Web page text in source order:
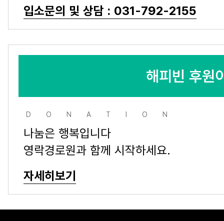
입소문의 및 상담 : 031-792-2155
해피빈 후원
DONATION
나눔은 행복입니다
영락경로원과 함께 시작하세요.
자세히보기